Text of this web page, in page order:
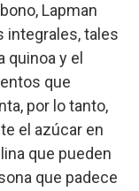
Lapman
integrales, tales
quinoa y el
que
por lo tanto,
el azúcar en
que pueden
que padece